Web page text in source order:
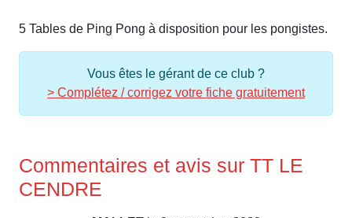
5 Tables de Ping Pong à disposition pour les pongistes.
Vous êtes le gérant de ce club ?
> Complétez / corrigez votre fiche gratuitement
Commentaires et avis sur TT LE
CENDRE